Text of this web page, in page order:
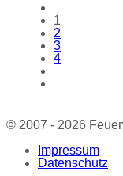
1
2
3
4
© 2007 - 2026
Impressum
Datenschutz